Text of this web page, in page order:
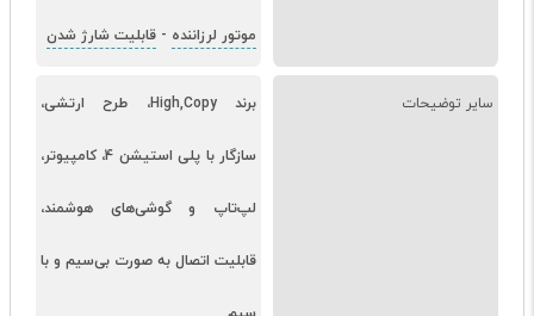
موتور لرزاننده - قابلیت شارژ شدن
سایر توضیحات برند High,Copy، طرح ارتشی،
سازگار با پلی استیشن 4، کامپیوتر،
لپ‌تاپ و گوشی‌های هوشمند،
قابلیت اتصال به صورت بی‌سیم و با